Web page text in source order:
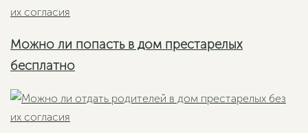
Можно ли попасть в дом престарелых
бесплатно